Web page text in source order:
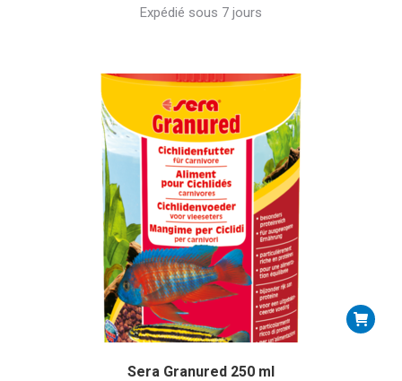
Expédié sous 7 jours
Sera Granured 250 ml